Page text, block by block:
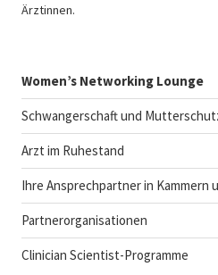
Ärztinnen.
Women’s Networking Lounge
Schwangerschaft und
Arzt im Ruhestand
Ihre Ansprechpartner in Kammern
Partnerorganisationen
Clinician Scientist-Programme